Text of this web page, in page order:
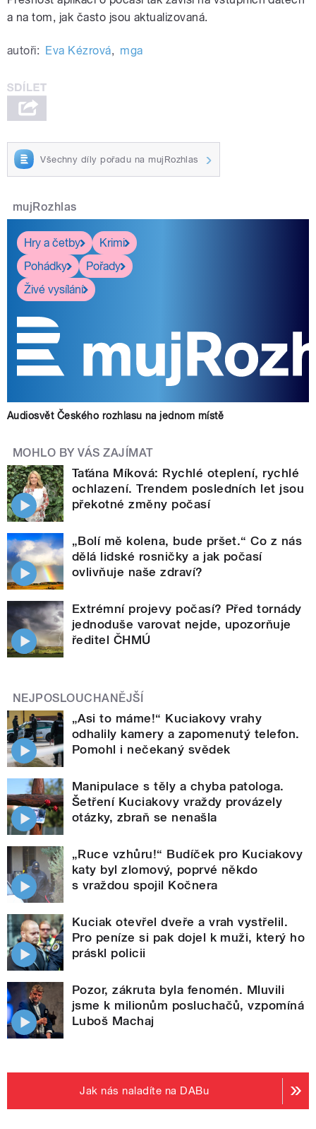
a na tom, jak často jsou aktualizovaná.
autoři: Eva Kézrová, mga
Všechny díly pořadu na mujRozhlas
mujRozhlas
Hry a četby
Krimi
Pohádky
Pořady
Živé vysílání
Audiosvět Českého rozhlasu na jednom místě
MOHLO BY VÁS ZAJÍMAT
Taťána Míková: Rychlé oteplení, rychlé
ochlazení. Trendem posledních let jsou
překotné změny počasí
„Bolí mě kolena, bude pršet.“ Co z nás
dělá lidské rosničky a jak počasí
ovlivňuje naše zdraví?
Extrémní projevy počasí? Před tornády
jednoduše varovat nejde, upozorňuje
ředitel ČHMÚ
NEJPOSLOUCHANĚJŠÍ
„Asi to máme!“ Kuciakovy vrahy
odhalily kamery a zapomenutý telefon.
Pomohl i nečekaný svědek
Manipulace s těly a chyba patologa.
Šetření Kuciakovy vraždy provázely
otázky, zbraň se nenašla
„Ruce vzhůru!“ Budíček pro Kuciakovy
katy byl zlomový, poprvé někdo
s vraždou spojil Kočnera
Kuciak otevřel dveře a vrah vystřelil.
Pro peníze si pak dojel k muži, který ho
práskl policii
Pozor, zákruta byla fenomén. Mluvili
jsme k milionům posluchačů, vzpomíná
Luboš Machaj
Jak nás naladíte na DABu